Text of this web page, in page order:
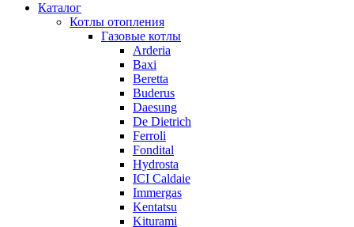
Каталог
Котлы отопления
Газовые котлы
Arderia
Baxi
Beretta
Buderus
Daesung
De Dietrich
Ferroli
Fondital
Hydrosta
ICI Caldaie
Immergas
Kentatsu
Kiturami